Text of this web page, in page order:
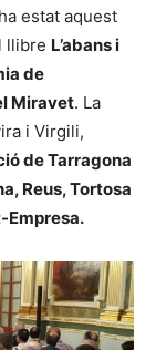
ha estat aquest
llibre L’abans i
de
Miravet. La
i Virgili,
de Tarragona
Reus, Tortosa
Empresa.